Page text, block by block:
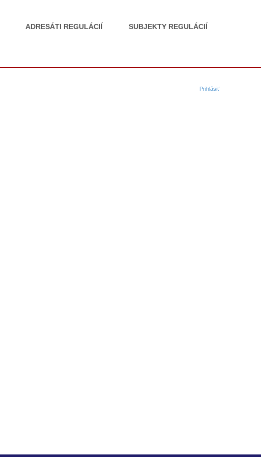
ADRESÁTI REGULÁCIÍ SUBJEKTY REGULÁCIÍ
Prihlásiť